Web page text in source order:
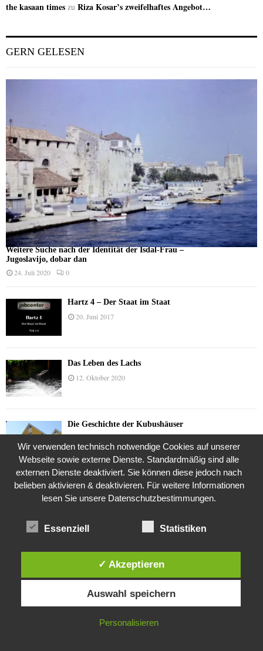
the kasaan times zu Riza Kosar’s zweifelhaftes Angebot…
GERN GELESEN
Weitere Suche nach der Identität der Isdal-Frau –
Jugoslavijo, dobar dan
24. Juli 2020 0
Hartz 4 – Der Staat im Staat
20. Juni 2017
Das Leben des Lachs
12. Oktober 2020
Die Geschichte der Kubushäuser
Was ist denn das? -Mars „SOL 735“ Rover Curiosity
24. November 2015
3. November 2019
Die Straße radikalisiert jeden Tag ein Stückchen
Diese Website verwendet Cookies. Durch die weitere Nutzung dieser
Website stimmst du der Verwendung von Cookies zu.
IN ORDNUNG
Wir verwenden technisch notwendige Cookies auf unserer
Webseite sowie externe Dienste. Standardmäßig sind alle
externen Dienste deaktiviert. Sie können diese jedoch nach
belieben aktivieren & deaktivieren. Für weitere Informationen
lesen Sie unsere Datenschutzbestimmungen.
Essenziell Statistiken
✓ Akzeptieren
Auswahl speichern
Personalisieren